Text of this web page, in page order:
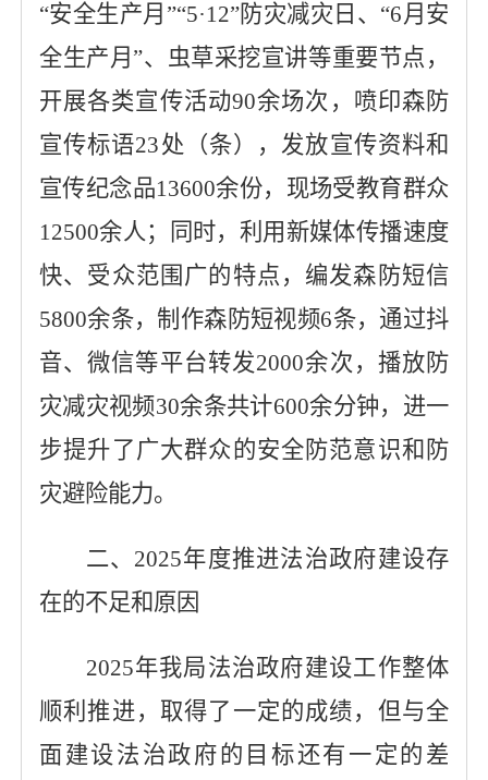
“安全生产月 ”“5·12”防灾减灾日、“6月安
全生产月”、虫草采挖宣讲等重要节点，
开展各类宣传活动90余场次，喷印森防
宣传标语23处（条），发放宣传资料和
宣传纪念品13600余份，现场受教育群众
12500余人；同时，利用新媒体传播速度
快、受众范围广的特点，编发森防短信
5800余条，制作森防短视频6条，通过抖
音、微信等平台转发2000余次，播放防
灾减灾视频30余条共计600余分钟，进一
步提升了广大群众的安全防范意识和防
灾避险能力。
二、 2025年度推进法治政府建设存
在的不足和原因
2025年我局法治政府建设工作整体
顺利推进，取得了一定的成绩，但与全
面建设法治政府的目标还有一定的差